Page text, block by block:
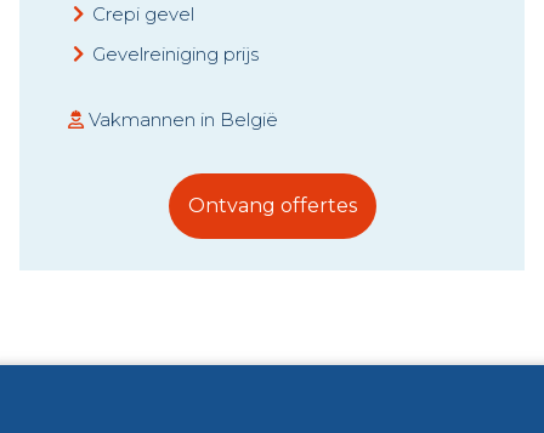
Crepi gevel
Gevelreiniging prijs
Vakmannen in België
Ontvang offertes